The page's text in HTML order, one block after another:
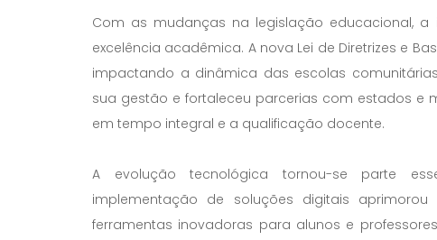
Com as mudanças na legislação educacional,
excelência acadêmica. A nova Lei de Diretrizes e
impactando a dinâmica das escolas
sua gestão e fortaleceu parcerias com estados e
em tempo integral e a qualificação docente.
A evolução tecnológica tornou-se parte
implementação de soluções digitais
ferramentas inovadoras para alunos e